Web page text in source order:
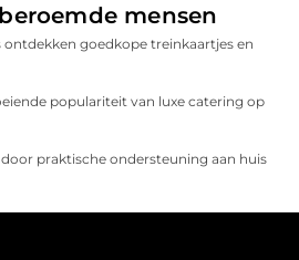
mensen
ontdekken goedkope treinkaartjes en
populariteit van luxe catering op
praktische ondersteuning aan huis